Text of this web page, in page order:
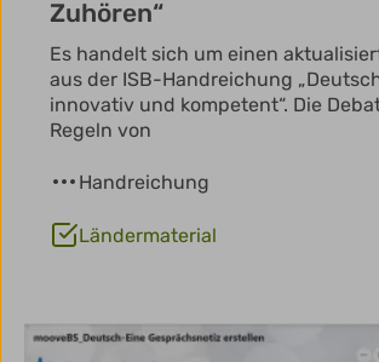
Zuhören“
Es handelt sich um einen
aus der ISB-Handreichung
innovativ und kompetent“. Die
Regeln von
Handreichung
Ländermaterial